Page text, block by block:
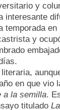
y
interesante
temporada
y
en que vio
a la semilla.
titulado